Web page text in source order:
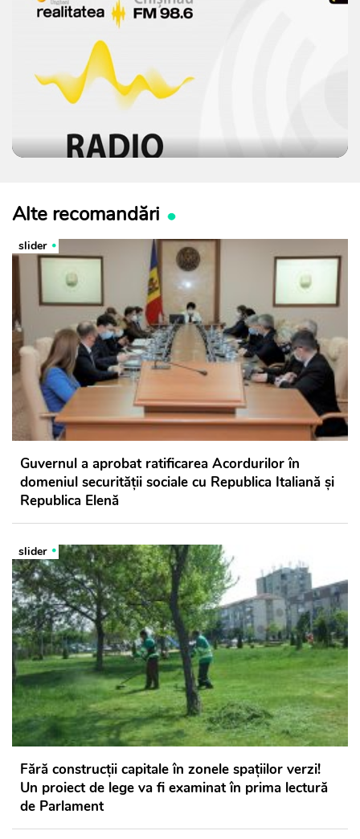
Alte recomandări
slider
Guvernul a aprobat ratificarea Acordurilor în
domeniul securității sociale cu Republica Italiană și
Republica Elenă
slider
Fără construcții capitale în zonele spațiilor verzi!
Un proiect de lege va fi examinat în prima lectură
de Parlament